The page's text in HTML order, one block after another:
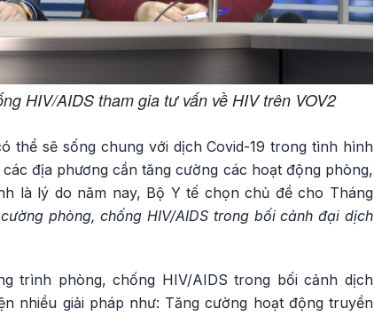
HIV/AIDS tham gia tư vấn về HIV trên VOV2
thể sẽ sống chung với dịch Covid-19 trong tình hình
địa phương cần tăng cường các hoạt động phòng,
là lý do năm nay, Bộ Y tế chọn chủ đề cho Tháng
phòng, chống HIV/AIDS trong bối cảnh đại dịch
trình phòng, chống HIV/AIDS trong bối cảnh dịch
nhiều giải pháp như: Tăng cường hoạt động truyền